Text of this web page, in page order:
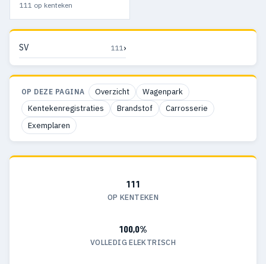
111 op kenteken
SV 111 ›
OP DEZE PAGINA Overzicht
Wagenpark
Kentekenregistraties
Brandstof
Carrosserie
Exemplaren
111
OP KENTEKEN
100,0%
VOLLEDIG ELEKTRISCH